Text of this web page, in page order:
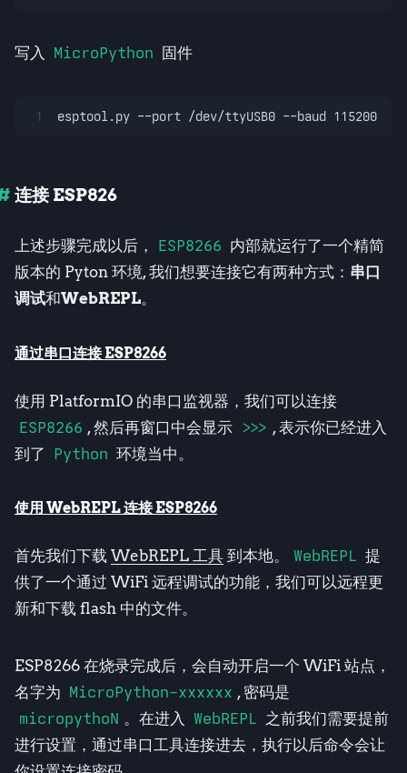
写入 MicroPython 固件
1 esptool.py --port /dev/ttyUSB0 --baud 115200
连接 ESP826
上述步骤完成以后， ESP8266 内部就运行了一个精简
版本的 Pyton 环境, 我们想要连接它有两种方式： 串口
调试和WebREPL。
通过串口连接 ESP8266
使用 PlatformIO 的串口监视器，我们可以连接
ESP8266 , 然后再窗口中会显示 >>> , 表示你已经进入
到了 Python 环境当中。
使用 WebREPL 连接 ESP8266
首先我们下载 WebREPL 工具 到本地。 WebREPL 提
供了一个通过 WiFi 远程调试的功能，我们可以远程更
新和下载 flash 中的文件。
ESP8266 在烧录完成后，会自动开启一个 WiFi 站点，
名字为 MicroPython-xxxxxx , 密码是
micropythoN 。在进入 WebREPL 之前我们需要提前
进行设置，通过串口工具连接进去，执行以后命令会让